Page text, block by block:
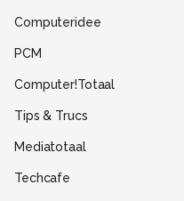
Computeridee
PCM
Computer!Totaal
Tips & Trucs
Mediatotaal
Techcafe